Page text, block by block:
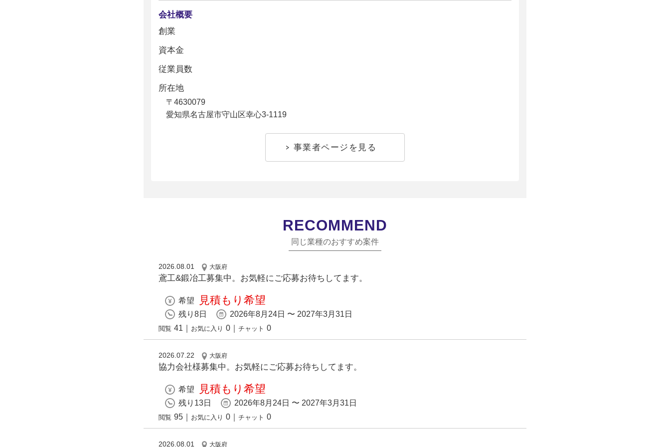
会社概要
創業
資本金
従業員数
所在地
〒4630079
愛知県名古屋市守山区幸心3-1119
事業者ページを見る
RECOMMEND
同じ業種のおすすめ案件
2026.08.01 大阪府
鳶工&鍛冶工募集中。お気軽にご応募お待ちしてます。
希望 見積もり希望
残り8日 2026年8月24日 〜 2027年3月31日
閲覧 41 お気に入り 0 チャット 0
2026.07.22 大阪府
協力会社様募集中。お気軽にご応募お待ちしてます。
希望 見積もり希望
残り13日 2026年8月24日 〜 2027年3月31日
閲覧 95 お気に入り 0 チャット 0
2026.08.01 大阪府